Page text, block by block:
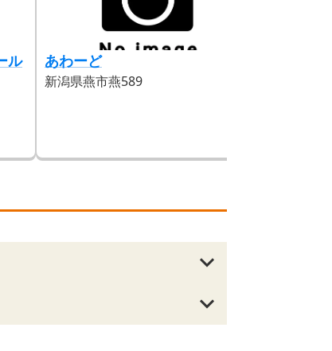
ル
あわーど
新潟県燕市燕589